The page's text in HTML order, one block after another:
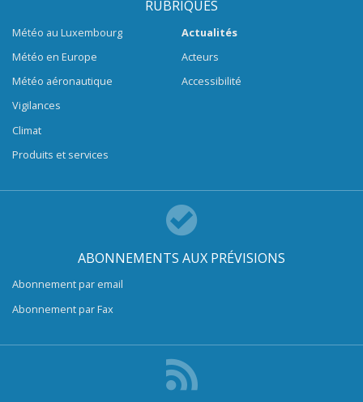
RUBRIQUES
Météo au Luxembourg
Météo en Europe
Météo aéronautique
Vigilances
Climat
Produits et services
Actualités
Acteurs
Accessibilité
ABONNEMENTS AUX PRÉVISIONS
Abonnement par email
Abonnement par Fax